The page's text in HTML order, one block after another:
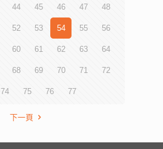
44 45 46 47 48
52 53 54 55 56
60 61 62 63 64
68 69 70 71 72
74 75 76 77
下一頁